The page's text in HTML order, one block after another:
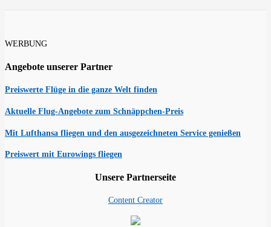
WERBUNG
Angebote unserer Partner
Preiswerte Flüge in die ganze Welt finden
Aktuelle Flug-Angebote zum Schnäppchen-Preis
Mit Lufthansa fliegen und den ausgezeichneten Service genießen
Preiswert mit Eurowings fliegen
Unsere Partnerseite
Content Creator